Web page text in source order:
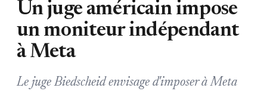
Un juge américain impose
un moniteur indépendant
à Meta
Le juge Biedscheid envisage d'imposer à Meta